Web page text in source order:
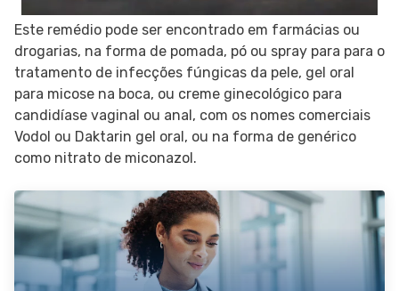
Este remédio pode ser encontrado em farmácias ou
drogarias, na forma de pomada, pó ou spray para para o
tratamento de infecções fúngicas da pele, gel oral
para micose na boca, ou creme ginecológico para
candidíase vaginal ou anal, com os nomes comerciais
Vodol ou Daktarin gel oral, ou na forma de genérico
como nitrato de miconazol.